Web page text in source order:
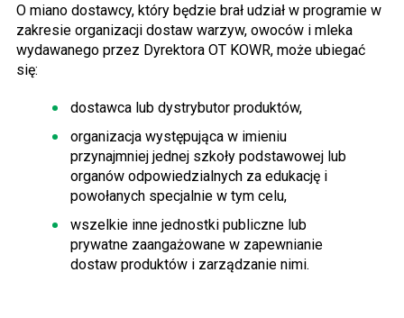
O miano dostawcy, który będzie brał udział w programie w
zakresie organizacji dostaw warzyw, owoców i mleka
wydawanego przez Dyrektora OT KOWR, może ubiegać
się:
dostawca lub dystrybutor produktów,
organizacja występująca w imieniu
przynajmniej jednej szkoły podstawowej lub
organów odpowiedzialnych za edukację i
powołanych specjalnie w tym celu,
wszelkie inne jednostki publiczne lub
prywatne zaangażowane w zapewnianie
dostaw produktów i zarządzanie nimi.